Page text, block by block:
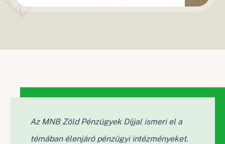
Az MNB Zöld Pénzügyek Díjjal ismeri el a
témában élenjáró pénzügyi intézményeket.